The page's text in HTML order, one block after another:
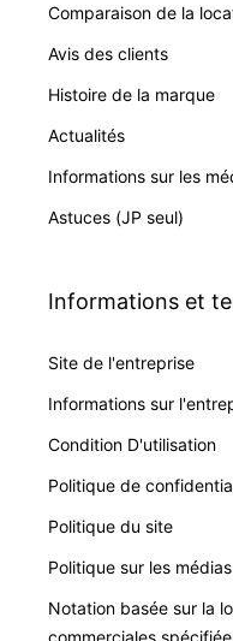
Comparaison de la
Avis des clients
Histoire de la marque
Actualités
Informations sur les
Astuces (JP seul)
Informations et
Site de l'entreprise
Informations sur
Condition D'utilisation
Politique de
Politique du site
Politique sur les
Notation basée sur la
commerciales